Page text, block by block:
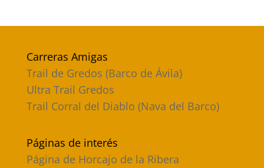
Carreras Amigas
Trail de Gredos (Barco de Ávila)
Ultra Trail Gredos
Trail Corral del Diablo (Nava del Barco)
Páginas de interés
Página de Horcajo de la Ribera